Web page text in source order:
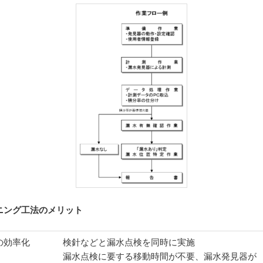
ング工法のメリット
効率化
検針などと漏水点検を同時に実施
漏水点検に要する移動時間が不要、漏水発見器が